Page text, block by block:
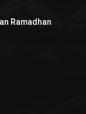
Ramadhan